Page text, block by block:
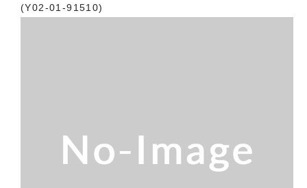
歯科関連機器
お問い合わせ
(Y02-01-91510)